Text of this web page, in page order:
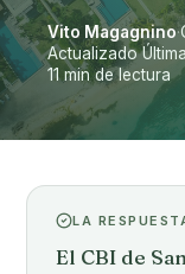
Vito Magagnino·
Actualizado
11 min de lectura
LA
El CBI de